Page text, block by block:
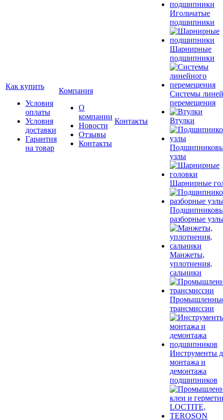
Как купить
Условия
оплаты
Условия
доставки
Гарантия
на товар
Компания
О
компании
Новости
Отзывы
Контакты
Контакты
Игольчатые
подшипники
Шарнирные
подшипники
Системы
перемещения
Втулки
узлы
Шарнирные
разборные
Манжеты,
уплотнения,
сальники
трансмиссии
Инструменты
монтажа и
демонтажа
подшипников